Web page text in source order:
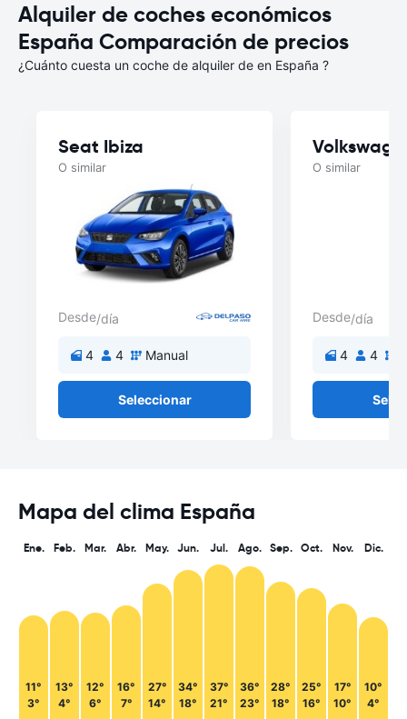
Alquiler de coches económicos
España Comparación de precios
¿Cuánto cuesta un coche de alquiler de en España ?
Seat Ibiza
O similar
Desde/día
4 4 Manual
Seleccionar
O similar
Desde/día
4 4
Mapa del clima España
Ene.
11°
3°
Feb.
13°
4°
Mar.
12°
6°
Abr.
16°
7°
May.
27°
14°
Jun.
34°
18°
Jul.
37°
21°
Ago.
36°
23°
Sep.
28°
18°
Oct.
25°
16°
Nov.
17°
10°
Dic.
10°
4°